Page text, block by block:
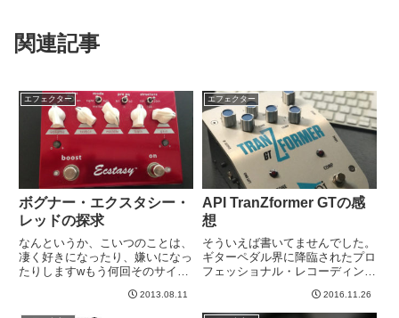
関連記事
エフェクター
ボグナー・エクスタシー・
レッドの探求
なんというか、こいつのことは、
凄く好きになったり、嫌いになっ
たりしますwもう何回そのサイク
Mark Vにつないであれこれ試し
てみました。Ch1のクリーンには
2013.08.11
エフェクター
API TranZformer GTの感
想
そういえば書いてませんでした。
ギターペダル界に降臨されたプロ
フェッショナル・レコーディング
ルなのですが、ちょいちょいいじ
ってみた感想を書いてみたいと思
2016.11.26